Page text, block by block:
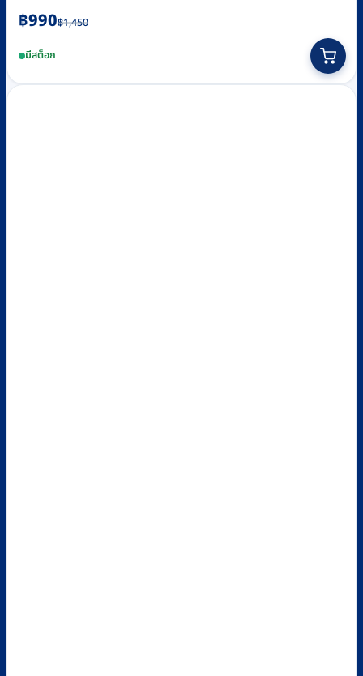
฿1,450
Original
was:
฿1,450.
฿990
Current
is:
฿990.
มีสต็อก